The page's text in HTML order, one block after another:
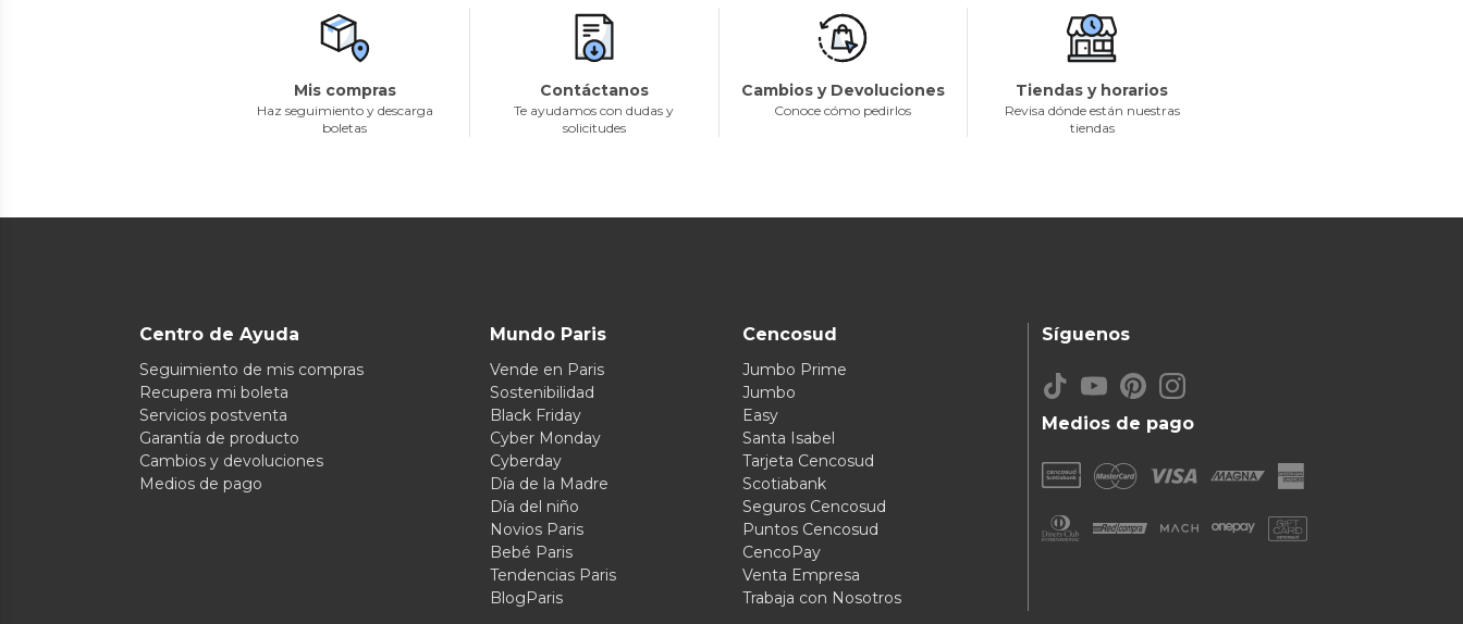
Mis compras
Haz seguimiento y descarga
boletas
Contáctanos
Te ayudamos con dudas y
solicitudes
Cambios y Devoluciones
Conoce cómo pedirlos
Tiendas y horarios
Revisa dónde están nuestras
tiendas
Centro de Ayuda
Seguimiento de mis compras
Recupera mi boleta
Servicios postventa
Garantía de producto
Cambios y devoluciones
Medios de pago
Mundo Paris
Vende en Paris
Sostenibilidad
Black Friday
Cyber Monday
Cyberday
Día de la Madre
Día del niño
Novios Paris
Bebé Paris
Tendencias Paris
BlogParis
Cencosud
Jumbo Prime
Jumbo
Easy
Santa Isabel
Tarjeta Cencosud
Scotiabank
Seguros Cencosud
Puntos Cencosud
CencoPay
Venta Empresa
Trabaja con Nosotros
Medios de pago
Síguenos